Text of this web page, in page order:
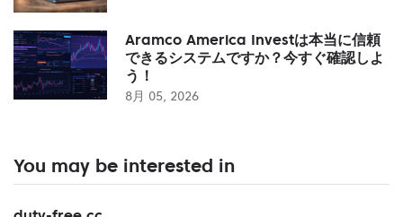
Aramco America Investは本当に信頼
できるシステムですか？今すぐ確認しよ
う！
8月 05, 2026
You may be interested in